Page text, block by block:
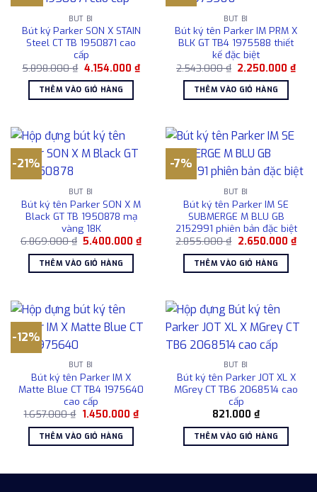
BÚT BI
Bút ký Parker SON X STAIN
Steel CT TB 1950871 cao
cấp
5.898.000₫ Giá
là:
5.898.000 ₫.
4.154.000 ₫Giá
hiện
4.154.000 ₫.
THÊM VÀO GIỎ HÀNG
BÚT BI
Bút ký tên Parker IM PRM X
BLK GT TB4 1975588 thiết
kế đặc biệt
2.543.000₫ Giá
là:
2.543.000 ₫.
2.250.000₫Giá
hiện
THÊM VÀO GIỎ HÀNG
-21%
BÚT BI
Bút ký tên Parker SON X M
Black GT TB 1950878 mạ
vàng 18K
6.869.000₫ Giá
là:
6.869.000 ₫.
5.400.000₫Giá
hiện
5.400.000 ₫.
THÊM VÀO GIỎ HÀNG
-7%
BÚT BI
Bút ký tên Parker IM SE
SUBMERGE M BLU GB
2152991 phiên bản đặc biệt
2.855.000₫ Giá
là:
2.855.000 ₫.
2.650.000 ₫Giá
hiện
THÊM VÀO GIỎ HÀNG
-12%
BÚT BI
Bút ký tên Parker IM X
Matte Blue CT TB4 1975640
cao cấp
1.657.000₫ Giá
là:
1.657.000 ₫.
1.450.000 ₫Giá
hiện
1.450.000 ₫.
THÊM VÀO GIỎ HÀNG
BÚT BI
Bút ký tên Parker JOT XL X
MGrey CT TB6 2068514 cao
cấp
821.000 ₫
THÊM VÀO GIỎ HÀNG